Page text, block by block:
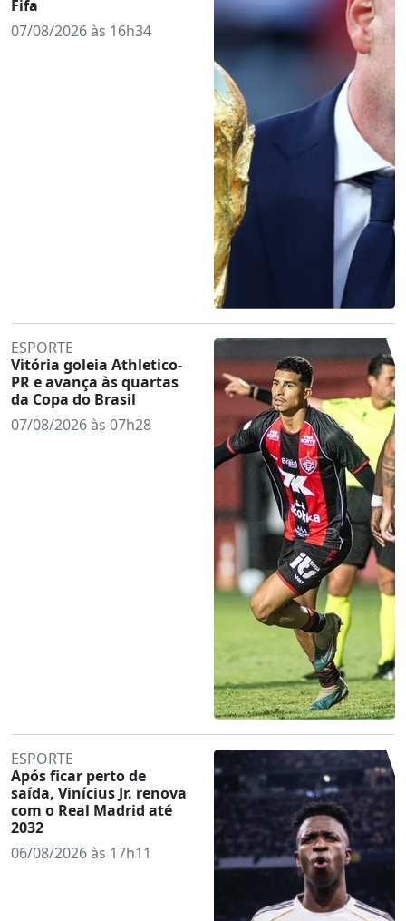
Fifa
07/08/2026 às 16h34
ESPORTE
Vitória goleia Athletico-
PR e avança às quartas
da Copa do Brasil
07/08/2026 às 07h28
ESPORTE
Após ficar perto de
saída, Vinícius Jr. renova
com o Real Madrid até
2032
06/08/2026 às 17h11